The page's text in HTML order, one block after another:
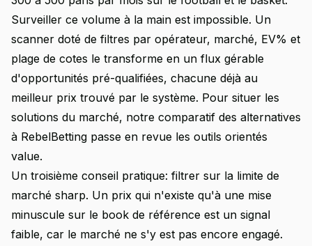
Surveiller ce volume à la main est impossible. Un
scanner doté de filtres par opérateur, marché, EV% et
plage de cotes le transforme en un flux gérable
d'opportunités pré-qualifiées, chacune déjà au
meilleur prix trouvé par le système. Pour situer les
solutions du marché, notre comparatif des alternatives
à RebelBetting passe en revue les outils orientés
value.
Un troisième conseil pratique: filtrer sur la limite de
marché sharp. Un prix qui n'existe qu'à une mise
minuscule sur le book de référence est un signal
faible, car le marché ne s'y est pas encore engagé.